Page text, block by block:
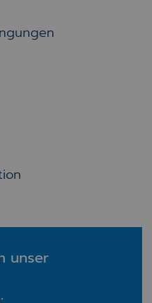
unser